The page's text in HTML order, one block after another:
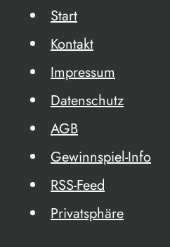
Start
Kontakt
Impressum
Datenschutz
AGB
Gewinnspiel-Info
RSS-Feed
Privatsphäre